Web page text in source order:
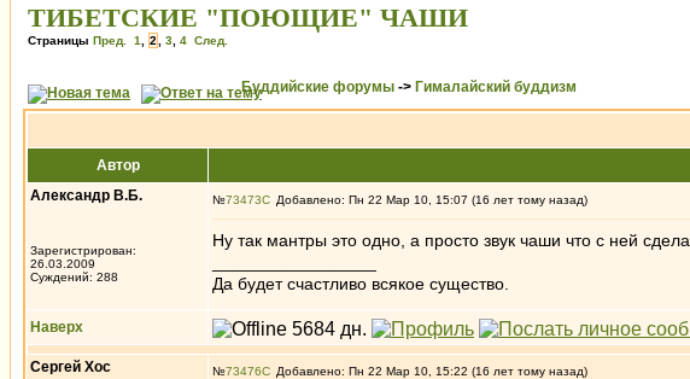
ТИБЕТСКИЕ "ПОЮЩИЕ" ЧАШИ
Страницы Пред. 1 2 3 4 След.
Буддийские форумы -> Гималайский буддизм
Автор
Александр В.Б.
Зарегистрирован:
26.03.2009
Суждений: 288
№73473 Добавлено: Пн 22 Мар 10, 15:07 (16 лет тому назад)
Ну так мантры это одно, а просто звук чаши что с ней
Да будет счастливо всякое существо.
Наверх
Сергей Хос №73476 Добавлено: Пн 22 Мар 10, 15:22 (16 лет тому назад)